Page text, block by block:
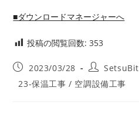
■ダウンロードマネージャーへ
投稿の閲覧回数: 353
投
公
2023/03/28
投
稿
者:
SetsuBit
投23-保温工事 / 空調設備工事